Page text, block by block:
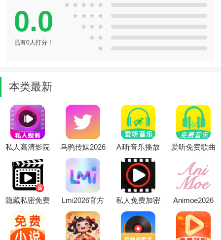
0.0
已有0人打分！
★ ★ ★ ★ ★
★ ★ ★ ★
★ ★ ★
★ ★
★
本类最新
私人高清影院
播放器(隐私
视频播放器)
乌鸦传媒2026
最新版本
Ai听音乐播放
器最新手机版
爱听免费歌曲
件)
隐藏私密免费
播放器最新手
机版
Lmi2026官方
最新版本
私人免费加密
播放器2026最
新版本
Animoe2026
官方最新版本